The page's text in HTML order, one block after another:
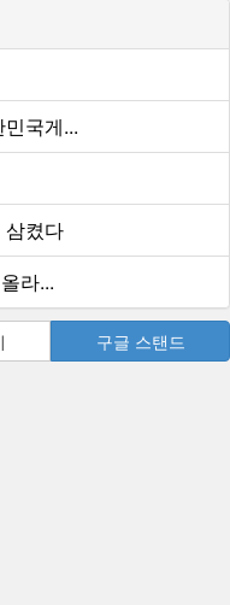
국게...
삼켰다
라...
구글 스탠드